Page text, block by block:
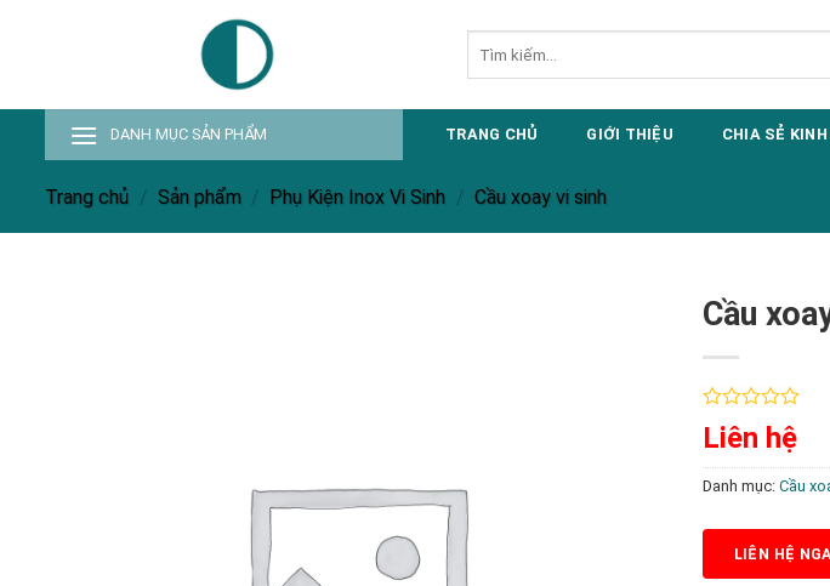
kiếm:
DANH MỤC SẢN PHẨM TRANG CHỦ GIỚI THIỆU CHIA SẺ
Trang chủ / Sản phẩm / Phụ Kiện Inox Vi Sinh / Cầu xoay vi sinh
Cầu
Được
xếp
hạng
0
Liên hệ
Danh mục: Cầu
LIÊN HỆ